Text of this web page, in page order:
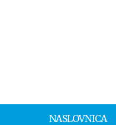
NASLOVNICA